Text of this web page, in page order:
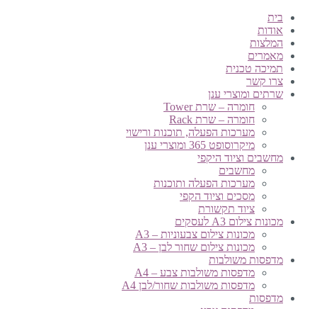
בית
אודות
המלצות
מאמרים
תמיכה טכנית
צרו קשר
שרתים ומוצרי ענן
חומרה – שרת Tower
חומרה – שרת Rack
מערכות הפעלה, תוכנות ורישוי
מיקרוסופט 365 ומוצרי ענן
מחשבים וציוד היקפי
מחשבים
מערכות הפעלה ותוכנות
מסכים וציוד הקפי
ציוד תקשורת
מכונות צילום A3 לעסקים
מכונות צילום צבעוניות – A3
מכונות צילום שחור לבן – A3
מדפסות משולבות
מדפסות משולבות צבע – A4
מדפסות משולבות שחור/לבן A4
מדפסות